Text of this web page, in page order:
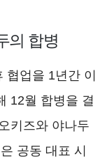
의 합병
업을 1년간 이
12월 합병을 결
키즈와 야나두
공동 대표 시